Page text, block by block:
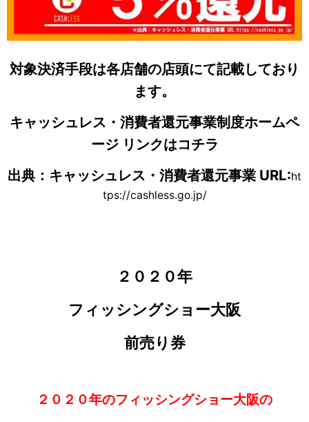
対象決済手段は各店舗の店頭にて記載しており
ます。
キャッシュレス・消費者還元事業制度ホームペ
ージ リンクはコチラ
出典：キャッシュレス・消費者還元事業 URL:ht
tps://cashless.go.jp/
２０２０年
フィッシングショー大阪
前売り券
２０２０年のフィッシングショー大阪の